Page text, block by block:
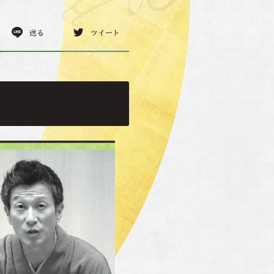
送る ツイート